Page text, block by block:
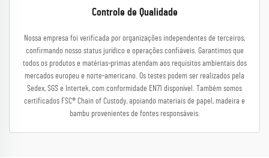
Controle de Qualidade
Nossa empresa foi verificada por organizações independentes de terceiros,
confirmando nosso status jurídico e operações confiáveis. Garantimos que
todos os produtos e matérias-primas atendam aos requisitos ambientais dos
mercados europeu e norte-americano. Os testes podem ser realizados pela
Sedex, SGS e Intertek, com conformidade EN71 disponível. Também somos
certificados FSC® Chain of Custody, apoiando materiais de papel, madeira e
bambu provenientes de fontes responsáveis.